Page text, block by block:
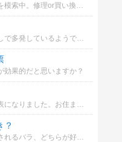
エアコンが冷えが悪く、対応策を模索中。修理or買い換えかで悩んでいます。どちらが妥当でしょうか？
今年はスズメバチの被害が前倒しで多発しているようです。あなたはどの対策を取りますか？
効果的だと思いますか？
？
暴風で傷んだバラと青空に照らされるバラ、どちらが好みですか？